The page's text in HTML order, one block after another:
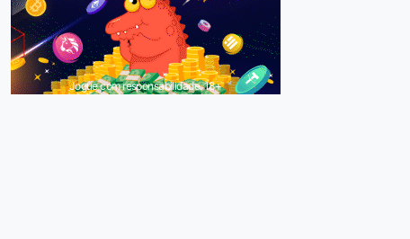
Jogue com responsabilidade. 18+